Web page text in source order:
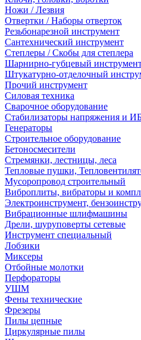
Ножи / Лезвия
Отвертки / Наборы отверток
Резьбонарезной инструмент
Сантехнический инструмент
Степлеры / Скобы для степлера
Шарнирно-губцевый
Штукатурно-отделочный
Прочий инструмент
Силовая техника
Сварочное оборудование
Стабилизаторы напряжения и
Генераторы
Строительное оборудование
Бетоносмесители
Стремянки, лестницы, леса
Тепловые пушки,
Мусоропровод строительный
Виброплиты, вибраторы и
Электроинструмент,
Вибрационные шлифмашины
Дрели, шуруповерты сетевые
Инструмент специальный
Лобзики
Миксеры
Отбойные молотки
Перфораторы
УШМ
Фены технические
Фрезеры
Пилы цепные
Циркулярные пилы